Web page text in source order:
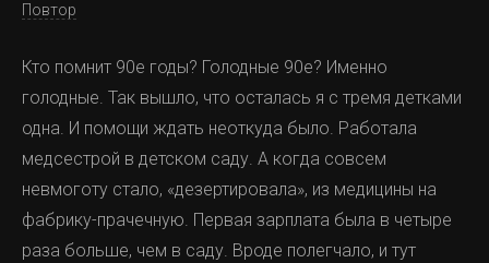
Повтор
Кто помнит 90е годы? Голодные 90е? Именно
голодные. Так вышло, что осталась я с тремя детками
одна. И помощи ждать неоткуда было. Работала
медсестрой в детском саду. А когда совсем
невмоготу стало, «дезертировала», из медицины на
фабрику-прачечную. Первая зарплата была в четыре
раза больше, чем в саду. Вроде полегчало, и тут